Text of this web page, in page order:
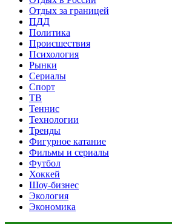
Отдых за границей
ПДД
Политика
Происшествия
Психология
Рынки
Сериалы
Спорт
ТВ
Теннис
Технологии
Тренды
Фигурное катание
Фильмы и сериалы
Футбол
Хоккей
Шоу-бизнес
Экология
Экономика